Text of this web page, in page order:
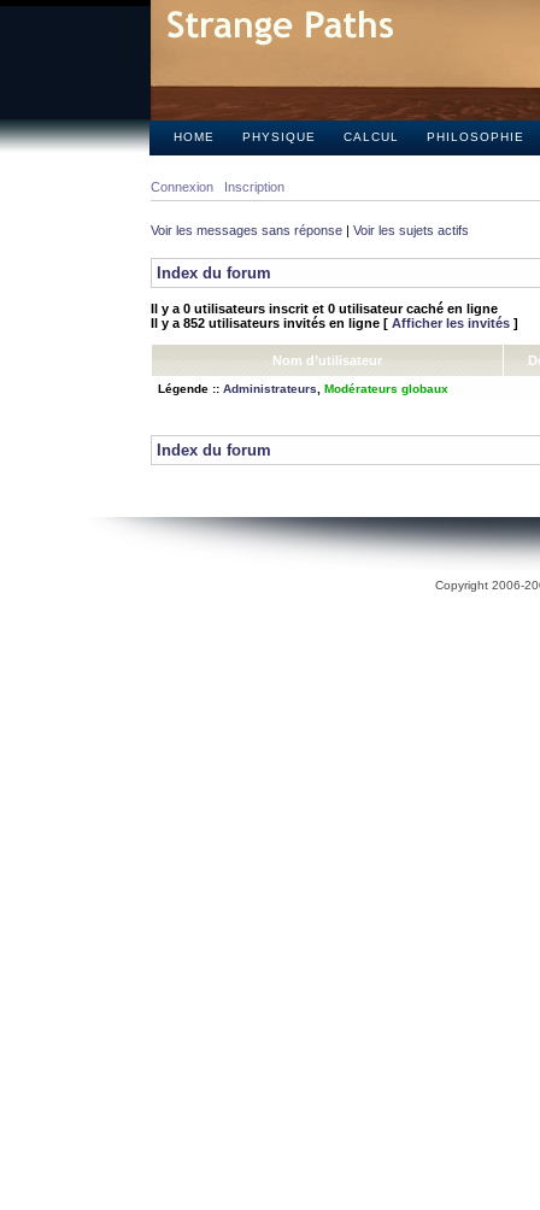
HOME PHYSIQUE CALCUL PHILOSOPHIE
Connexion Inscription
Voir les messages sans réponse | Voir les sujets actifs
Index du forum
Il y a 0 utilisateurs inscrit et 0 utilisateur caché en ligne
Il y a 852 utilisateurs invités en ligne [ Afficher les invités ]
Nom d’utilisateur
Légende :: Administrateurs Modérateurs globaux
Index du forum
Copyright 2006-